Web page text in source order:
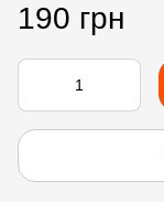
190 грн